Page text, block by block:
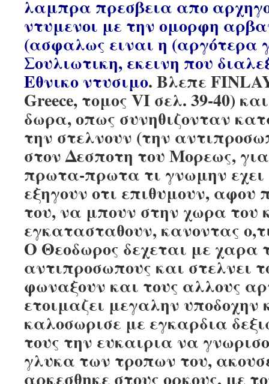
λαμπρα πρεσβεια απο
ντυμενοι με την ομορφη
(ασφαλως ειναι η (αργότερα
Σουλιωτικη, εκεινη που
Εθνικο ντυσιμο. Βλεπε
Greece, τομος VI σελ. 39-40)
δωρα, οπως συνηθιζονταν
την στελνουν (την
στον Δεσποτη του Μορεως,
πρωτα-πρωτα τι γνωμην εχει
εξηγουν οτι επιθυμουν, αφου
του, να μπουν στην χωρα του
εγκατασταθουν, κανοντας
Ο Θεοδωρος δεχεται με χαρα
αντιπροσωπους και στελνει
φωναξουν και τους αλλους
ετοιμαζει μεγαλην υποδοχην
καλοσωρισε με εγκαρδια
τους την ευκαιρια να
γλυκα των τροπων του,
αρκεσθηκε στους ορκους, με